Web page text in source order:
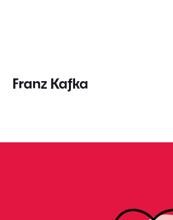
Franz Kafka